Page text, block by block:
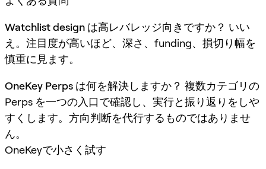
Watchlist design は高レバレッジ向きですか？ いい
え。注目度が高いほど、深さ、funding、損切り幅を
慎重に見ます。
OneKey Perps は何を解決しますか？ 複数カテゴリの
Perps を一つの入口で確認し、実行と振り返りをしや
すくします。方向判断を代行するものではありませ
ん。
OneKeyで小さく試す